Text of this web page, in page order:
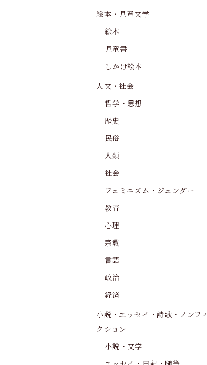
絵本・児童文学
絵本
児童書
しかけ絵本
人文・社会
哲学・思想
歴史
民俗
人類
社会
フェミニズム・ジェンダー
教育
心理
宗教
言語
政治
経済
小説・エッセイ・詩歌・ノンフィ
クション
小説・文学